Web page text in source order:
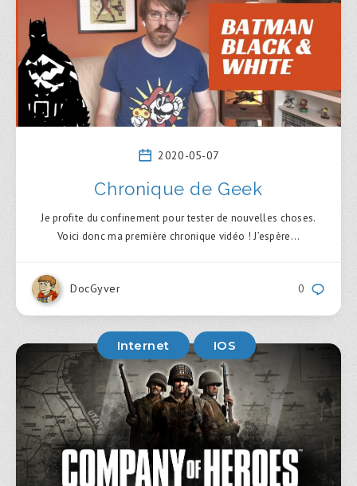
2020-05-07
Chronique de Geek
Je profite du confinement pour tester de nouvelles choses.
Voici donc ma première chronique vidéo ! J’espère…
DocGyver 0
Internet IOS